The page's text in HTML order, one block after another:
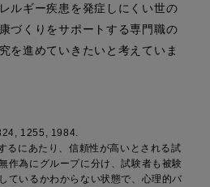
ルギー疾患を発症しにくい世の
づくりをサポートする専門職の
を進めていきたいと考えていま
1255, 1984.
るにあたり、信頼性が高いとされる試
作為にグループに分け、試験者も被験
ているかわからない状態で、心理的バ